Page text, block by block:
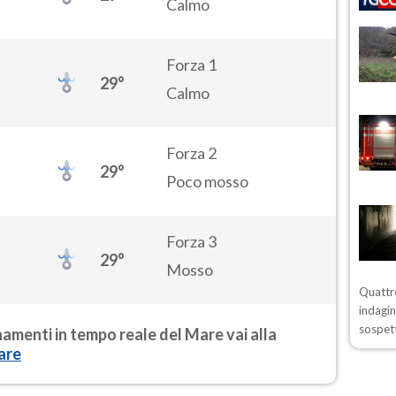
Calmo
29°
Forza 1
Calmo
29°
Forza 2
Poco mosso
29°
Forza 3
Mosso
in tempo reale del Mare vai alla